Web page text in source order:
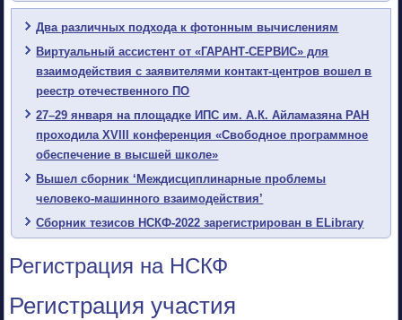
Два различных подхода к фотонным вычислениям
Виртуальный ассистент от «ГАРАНТ-СЕРВИС» для
взаимодействия с заявителями контакт-центров вошел в
реестр отечественного ПО
27–29 января на площадке ИПС им. А.К. Айламазяна РАН
проходила XVIII конференция «Свободное программное
обеспечение в высшей школе»
Вышел сборник ‘Междисциплинарные проблемы
человеко-машинного взаимодействия’
Сборник тезисов НСКФ-2022 зарегистрирован в ELibrary
Регистрация на НСКФ
Регистрация участия